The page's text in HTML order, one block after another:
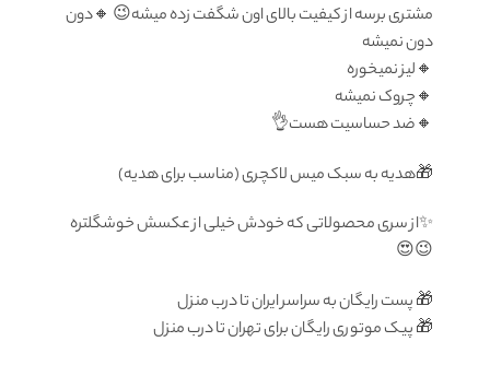
مشتری برسه از کیفیت بالای اون شگفت زده میشه😉 🔸دون
دون ‌نمیشه
🔸لیز نمیخوره
🔸چروک نمیشه
🔸ضد حساسیت هست👌
🎁هدیه به سبک میس لاکچری (مناسب برای هدیه)
✨از سری محصولاتی که خودش خیلی از عکسش خوشگلتره
😉😍
🎁 پست رایگان به سراسر ایران تا درب منزل
🎁 پیک موتوری رایگان برای تهران تا درب منزل